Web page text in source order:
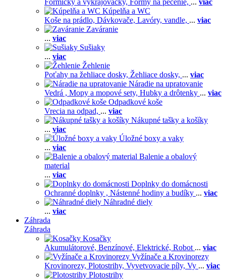
Formičky a vykrajovačky, Formy na pečenie, ... viac
Kúpelňa a WC
Koše na prádlo, Dávkovače, Lavóry, vandle, ... viac
Zaváranie
... viac
Sušiaky
... viac
Žehlenie
Poťahy na žehliace dosky, Žehliace dosky, ... viac
Náradie na upratovanie
Vedrá , Mopy a mopové sety, Hubky a drôtenky ... viac
Odpadkové koše
Vrecia na odpad, ... viac
Nákupné tašky a košíky
... viac
Úložné boxy a vaky
... viac
Balenie a obalový
material
... viac
Doplnky do domácnosti
Ochranné doplnky , Nástenné hodiny a budíky ... viac
Náhradné diely
... viac
Záhrada
Záhrada
Kosačky
Akumulátorové, Benzínové, Elektrické, Robot ... viac
Vyžínače a Krovinorezy
Krovinorezy, Plotostrihy, Vyvetvovacie píly, Vy ... viac
Plotostrihy